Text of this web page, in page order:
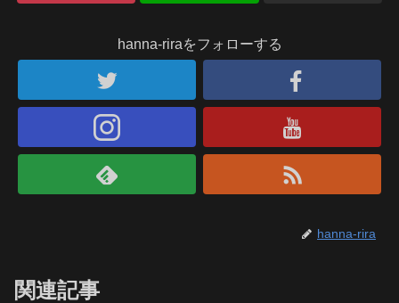
hanna-riraをフォローする
hanna-rira
関連記事